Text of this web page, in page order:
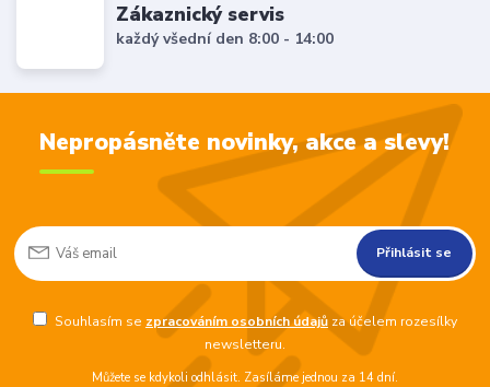
Zákaznický servis
každý všední den 8:00 - 14:00
Nepropásněte novinky, akce a slevy!
Přihlásit se
Souhlasím se zpracováním osobních údajůza účelem rozesílky
newsletteru.
Můžete se kdykoli odhlásit. Zasíláme jednou za 14 dní.